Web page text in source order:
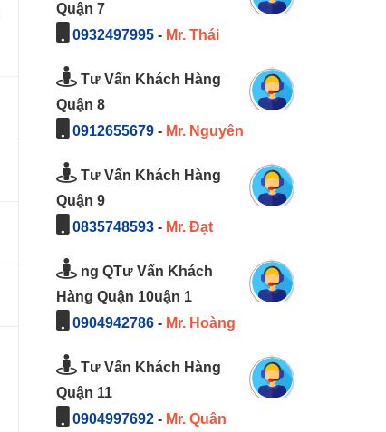
Quận 7
0932497995- Mr. Thái
Tư Vấn Khách Hàng
Quận 8
0912655679- Mr. Nguyên
Tư Vấn Khách Hàng
Quận 9
0835748593- Mr. Đạt
ng QTư Vấn Khách
Hàng Quận 10uận 1
0904942786- Mr. Hoàng
Tư Vấn Khách Hàng
Quận 11
0904997692- Mr. Quân